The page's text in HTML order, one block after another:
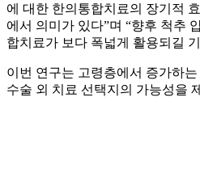
에 대한 한의통합치료의 장기적
에서 의미가 있다”며 “향후 척추
합치료가 보다 폭넓게 활용되길
이번 연구는 고령층에서 증가하
수술 외 치료 선택지의 가능성을